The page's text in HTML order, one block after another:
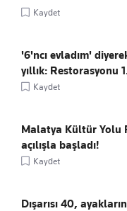
Kaydet
'6'ncı evladım'
yıllık: Restorasyonu
Kaydet
Malatya Kültür Yolu
açılışla başladı!
Kaydet
Dışarısı 40,